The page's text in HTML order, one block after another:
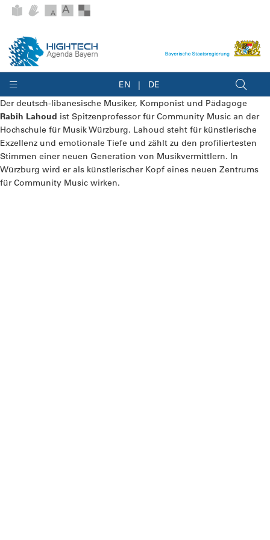
EN
DE
Der deutsch-libanesische Musiker, Komponist und Pädagoge
Rabih Lahoud ist Spitzenprofessor für Community Music an der
Hochschule für Musik Würzburg. Lahoud steht für künstlerische
Exzellenz und emotionale Tiefe und zählt zu den profiliertesten
Stimmen einer neuen Generation von Musikvermittlern. In
Würzburg wird er als künstlerischer Kopf eines neuen Zentrums
für Community Music wirken.